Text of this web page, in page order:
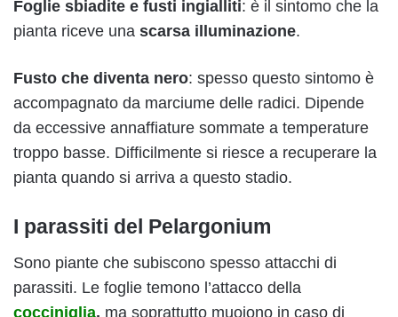
Foglie sbiadite e fusti ingialliti: è il sintomo che la
pianta riceve una scarsa illuminazione.
Fusto che diventa nero: spesso questo sintomo è
accompagnato da marciume delle radici. Dipende
da eccessive annaffiature sommate a temperature
troppo basse. Difficilmente si riesce a recuperare la
pianta quando si arriva a questo stadio.
I parassiti del Pelargonium
Sono piante che subiscono spesso attacchi di
parassiti. Le foglie temono l’attacco della
cocciniglia, ma soprattutto muoiono in caso di